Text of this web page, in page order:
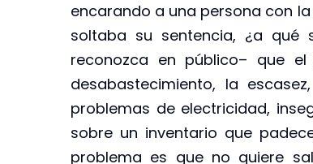
encarando a una persona con
soltaba su sentencia, ¿a qué
reconozca en público– que
desabastecimiento, la
problemas de electricidad,
sobre un inventario que
problema es que no quiere